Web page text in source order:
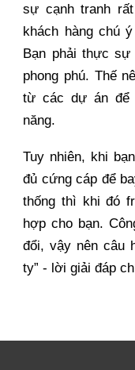
sự cạnh tranh
khách hàng chú
Bạn phải thực sự
phong phú. Thế
từ các dự án để
năng.
Tuy nhiên, khi
đủ cứng cáp để
thống thì khi đó
hợp cho bạn.
đổi, vậy nên câu
ty” - lời giải đáp